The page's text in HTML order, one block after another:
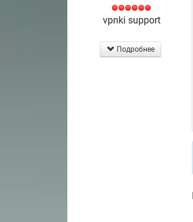
vpnki support
Подробнее